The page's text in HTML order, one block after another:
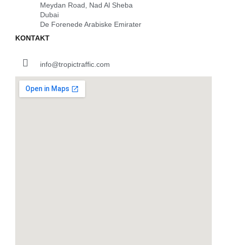
Meydan Road, Nad Al Sheba
Dubai
De Forenede Arabiske Emirater
KONTAKT
info@tropictraffic.com